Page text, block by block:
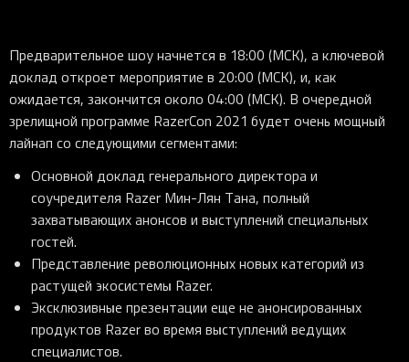
Предварительное шоу начнется в 18:00 (МСК), а ключевой
доклад откроет мероприятие в 20:00 (МСК), и, как
ожидается, закончится около 04:00 (МСК). В очередной
зрелищной программе RazerCon 2021 будет очень мощный
лайнап со следующими сегментами:
Основной доклад генерального директора и
соучредителя Razer Мин-Лян Тана, полный
захватывающих анонсов и выступлений специальных
гостей.
Представление революционных новых категорий из
растущей экосистемы Razer.
Эксклюзивные презентации еще не анонсированных
продуктов Razer во время выступлений ведущих
специалистов.